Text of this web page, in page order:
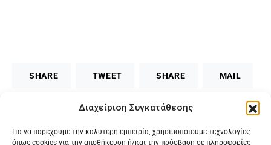
Διαχείριση Συγκατάθεσης
Για να παρέχουμε την καλύτερη εμπειρία, χρησιμοποιούμε τεχνολογίες
όπως cookies για την αποθήκευση ή/και την πρόσβαση σε πληροφορίες
SHARE TWEET SHARE MAIL